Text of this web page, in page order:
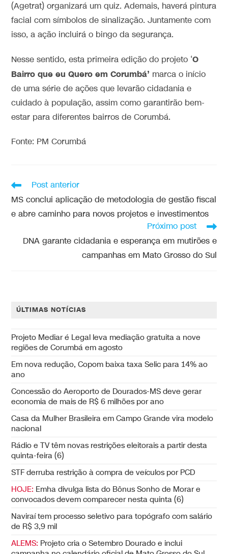
(Agetrat) organizará um quiz. Ademais, haverá pintura
facial com símbolos de sinalização. Juntamente com
isso, a ação incluirá o bingo da segurança.
Nesse sentido, esta primeira edição do projeto ‘O
Bairro que eu Quero em Corumbá’ marca o início
de uma série de ações que levarão cidadania e
cuidado à população, assim como garantirão bem-
estar para diferentes bairros de Corumbá.
Fonte: PM Corumbá
Post anterior
MS conclui aplicação de metodologia de gestão fiscal
e abre caminho para novos projetos e investimentos
Próximo post
DNA garante cidadania e esperança em mutirões e
campanhas em Mato Grosso do Sul
ÚLTIMAS NOTÍCIAS
Projeto Mediar é Legal leva mediação gratuita a nove
regiões de Corumbá em agosto
Em nova redução, Copom baixa taxa Selic para 14% ao
ano
Concessão do Aeroporto de Dourados-MS deve gerar
economia de mais de R$ 6 milhões por ano
Casa da Mulher Brasileira em Campo Grande vira modelo
nacional
Rádio e TV têm novas restrições eleitorais a partir desta
quinta-feira (6)
STF derruba restrição à compra de veículos por PCD
HOJE: Emha divulga lista do Bônus Sonho de Morar e
convocados devem comparecer nesta quinta (6)
Naviraí tem processo seletivo para topógrafo com salário
de R$ 3,9 mil
ALEMS: Projeto cria o Setembro Dourado e inclui